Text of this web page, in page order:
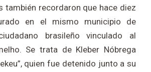
también recordaron que hace diez
en el mismo municipio de
brasileño vinculado al
Se trata de Kleber Nóbrega
quien fue detenido junto a su